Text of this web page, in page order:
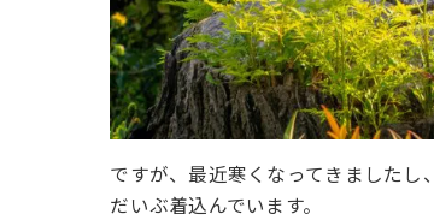
ですが、最近寒くなってきましたし
だいぶ着込んでいます。